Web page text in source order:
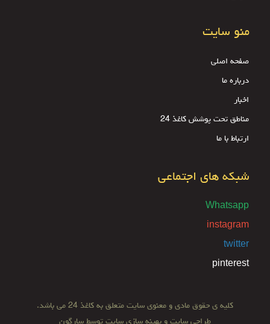
منو سایت
صفحه اصلی
درباره ما
اخبار
مناطق تحت پوشش کاغذ 24
ارتباط با ما
شبکه های اجتماعی
Whatsapp
instagram
twitter
pinterest
کلیه ی حقوق مادی و معنوی سایت متعلق به کاغذ 24 می باشد.
طراحی سایت و بهینه سازی سایت توسط سارگون